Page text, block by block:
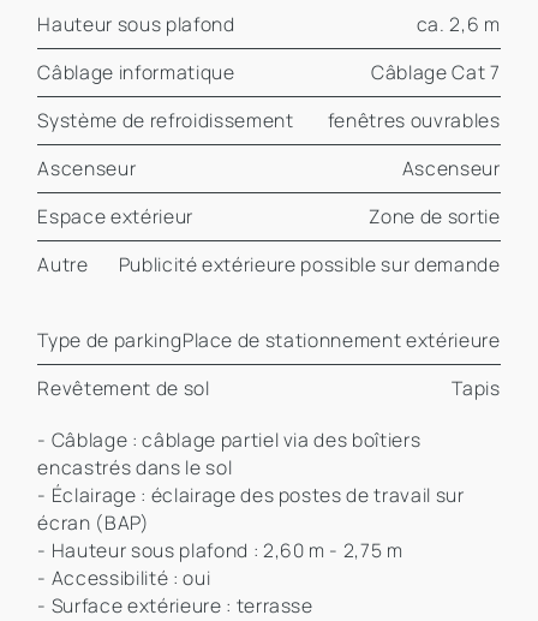
Hauteur sous plafond
ca. 2,6 m
Câblage informatique
Câblage Cat 7
Système de refroidissement
fenêtres ouvrables
Ascenseur
Ascenseur
Espace extérieur
Zone de sortie
Autre
Publicité extérieure possible sur demande
Type de parkingPlace de stationnement extérieure
Revêtement de sol
Tapis
- Câblage : câblage partiel via des boîtiers
encastrés dans le sol
- Éclairage : éclairage des postes de travail sur
écran (BAP)
- Hauteur sous plafond : 2,60 m - 2,75 m
- Accessibilité : oui
- Surface extérieure : terrasse